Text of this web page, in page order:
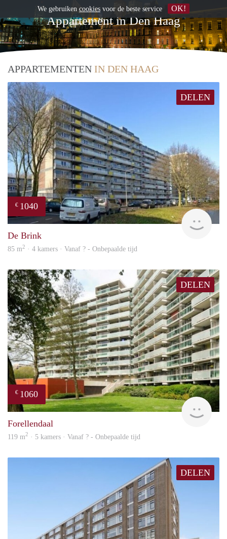
Appartement in Den Haag
APPARTEMENTEN IN DEN HAAG
DELEN
€ 1040
rent
De Brink
85 m2 · 4 kamers · Vanaf ? - Onbepaalde tijd
DELEN
€ 1060
rent
Forellendaal
119 m2 · 5 kamers · Vanaf ? - Onbepaalde tijd
DELEN
We gebruiken cookies voor de beste service OK!